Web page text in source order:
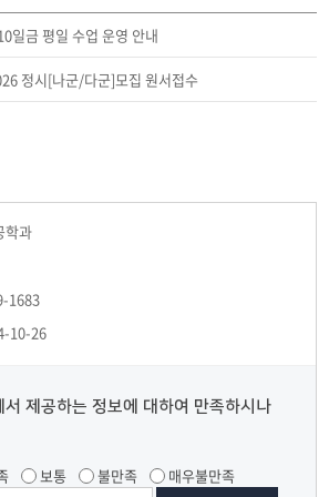
일금 평일 수업 운영 안내
정시[나군/다군]모집 원서접수
학과
1683
10-26
서 제공하는 정보에 대하여 만족하시나
보통 불만족 매우불만족